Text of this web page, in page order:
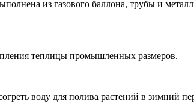
из газового баллона, трубы и
теплицы промышленных размеров.
воду для полива растений в зимний